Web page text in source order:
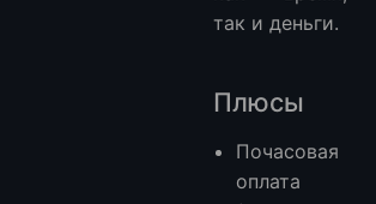
так и деньги.
Плюсы
Почасовая
оплата